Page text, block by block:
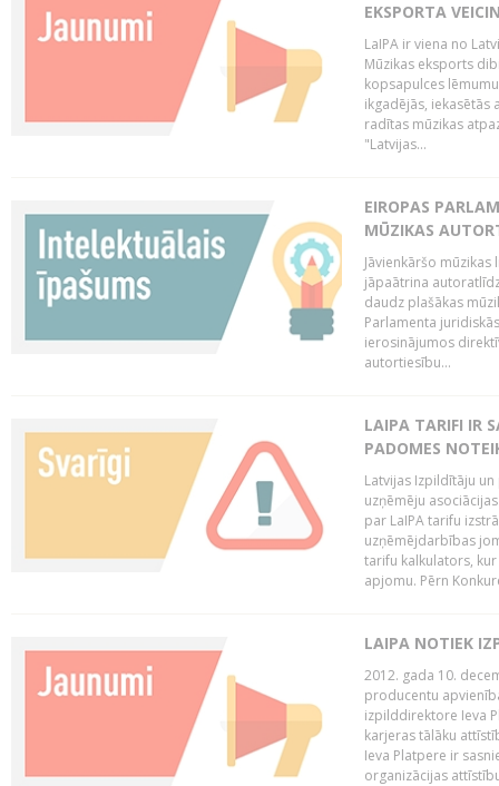
EKSPORTA
LaIPA ir viena no
Mūzikas eksports
kopsapulces
ikgadējās, iekasētās
radītas mūzikas
"Latvijas...
EIROPAS
MŪZIKAS
Jāvienkāršo
jāpaātrina
daudz plašākas
Parlamenta
ierosinājumos
autortiesību...
LAIPA TARIFI IR
PADOMES
Latvijas Izpildītāju
uzņēmēju
par LaIPA tarifu
uzņēmējdarbības
tarifu kalkulators,
apjomu. Pērn
LAIPA NOTIEK
2012. gada 10.
producentu
izpilddirektore Ieva
karjeras tālāku
Ieva Platpere ir
organizācijas